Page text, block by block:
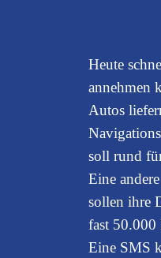
Heute
annehmen
Autos
soll rund
Eine
sollen ihre
fast 50.000
Eine SMS